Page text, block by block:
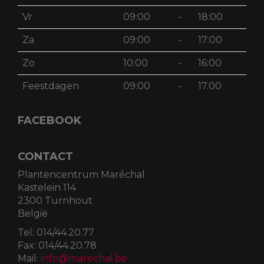
Vr 09:00 - 18:00
Za 09:00 - 17:00
Zo 10:00 - 16:00
Feestdagen 09:00 - 17.00
FACEBOOK
CONTACT
Plantencentrum Maréchal
Kastelein 114
2300 Turnhout
België
Tel: 014/44.20.77
Fax: 014/44.20.78
Mail: info@marechal.be